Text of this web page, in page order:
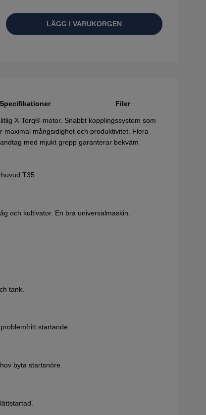
LÄGG I VARUKORGEN
X-Torq®-motor. Snabbt kopplingssystem som
mångsidighet och produktivitet. Flera
med mjukt grepp garanterar bekväm
T35.
och kultivator. En bra universalmaskin.
tank.
startande.
byta startsnöre.
Specifikationer Filer